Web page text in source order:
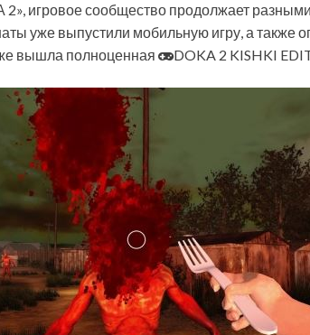
игровое сообщество продолжает
уже выпустили мобильную игру, а также
вышла полноценная
DOKA 2 KISHKI